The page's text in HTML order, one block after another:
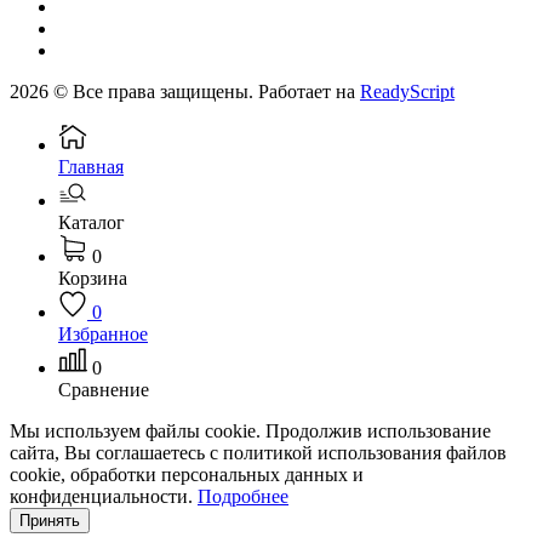
2026 © Все права защищены. Работает на ReadyScript
Главная
Каталог
0
Корзина
0
Избранное
0
Сравнение
Мы используем файлы cookie. Продолжив использование
сайта, Вы соглашаетесь с политикой использования файлов
cookie, обработки персональных данных и
конфиденциальности. Подробнее
Принять